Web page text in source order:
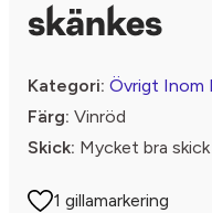
skänkes
Kategori: Övrigt Inom
Färg: Vinröd
Skick: Mycket bra skick
1 gillamarkering